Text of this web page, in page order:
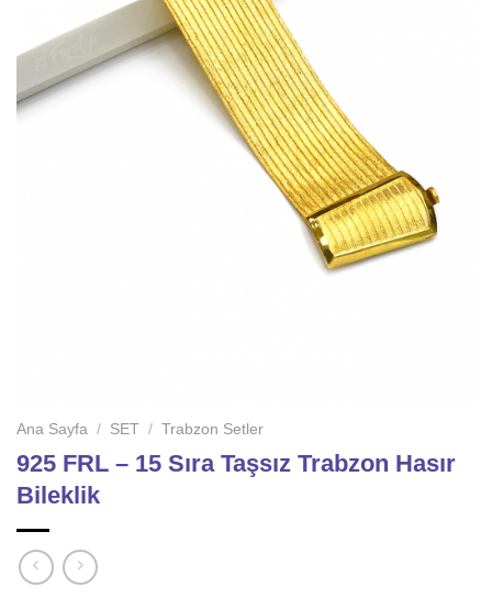
Ana Sayfa / SET / Trabzon Setler
925 FRL – 15 Sıra Taşsız Trabzon Hasır
Bileklik